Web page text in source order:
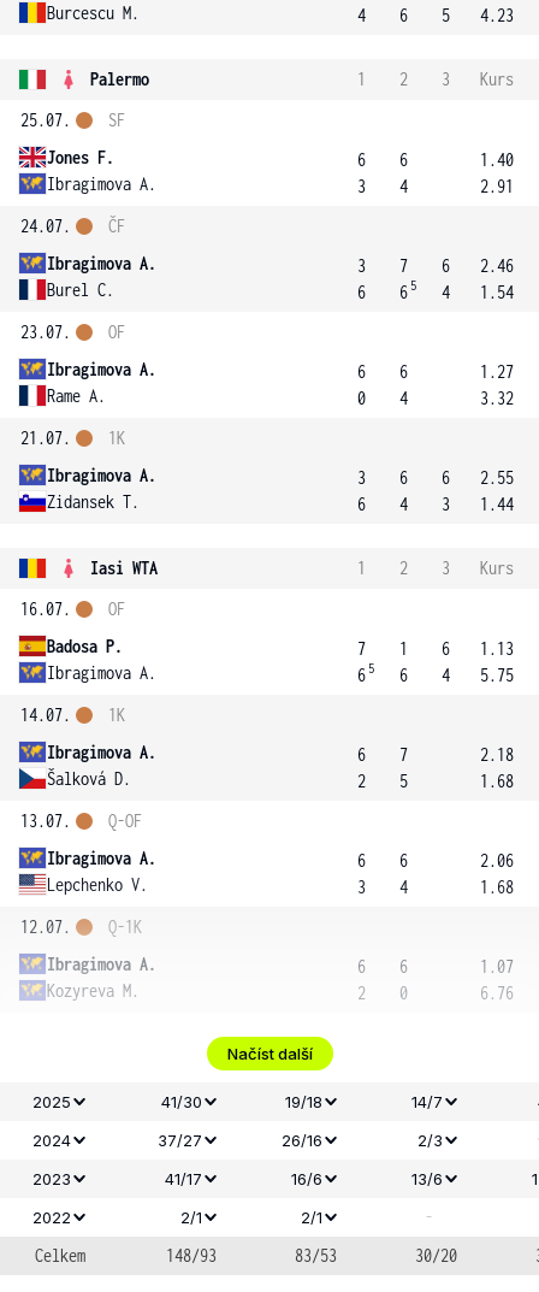
Burcescu M.
4
6
5
4.23
Palermo 1 2 3
Kurs
25.07.
Jones F.
Ibragimova A.
SF
6
3
6
4
1.40
2.91
24.07.
Ibragimova A.
Burel C.
ČF
3
6
7
6 5
6
4
2.46
1.54
23.07.
Ibragimova A.
Rame A.
OF
6
0
6
4
1.27
3.32
21.07.
Ibragimova A.
Zidansek T.
1K
3
6
6
4
6
3
2.55
1.44
Iasi WTA 1 2 3
Kurs
16.07.
Badosa P.
Ibragimova A.
OF
7
6 5
1
6
6
4
1.13
5.75
14.07.
Ibragimova A.
Šalková D.
1K
6
2
7
5
2.18
1.68
13.07.
Ibragimova A.
Lepchenko V.
Q-OF
6
3
6
4
2.06
1.68
12.07.
Ibragimova A.
Kozyreva M.
Q-1K
6
2
6
0
1.07
6.76
Načíst další
2025 41/30 19/18 14/7
2024
37/27 26/16 2/3
2023
41/17 16/6 13/6
2022
2/1 2/1
-
Celkem
148/93 83/53 30/20